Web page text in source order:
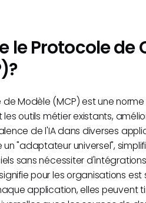
le Protocole de
Modèle (MCP) est une
outils métier existants,
de l'IA dans diverses
"adaptateur universel",
sans nécessiter
pour les organisations est
application, elles peuvent